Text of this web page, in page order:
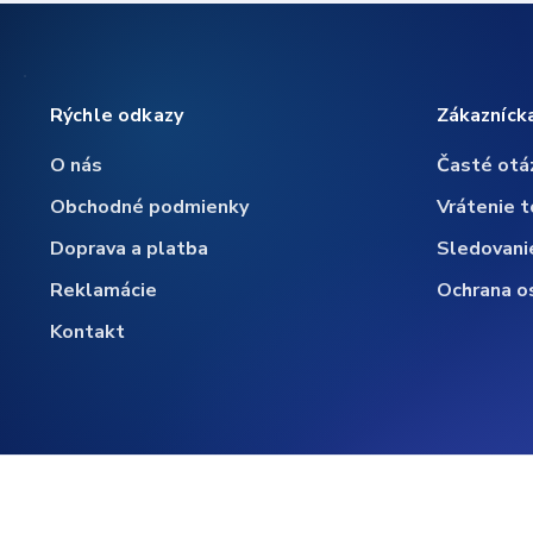
Rýchle odkazy
O nás
Obchodné podmienky
Doprava a platba
Reklamácie
Kontakt
Časté
Vrátenie
Ochrana